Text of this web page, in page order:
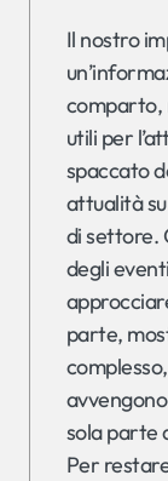
Il nostro
comparto,
utili per
spaccato
attualità
di settore.
degli
parte,
sola parte
Per